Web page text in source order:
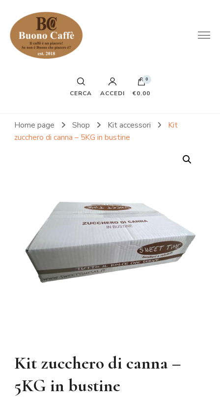
CERCA ACCEDI
0
€0.00
Home page Shop Kit accessori
Kit
zucchero di canna – 5KG in bustine
Kit zucchero di canna –
5KG in bustine